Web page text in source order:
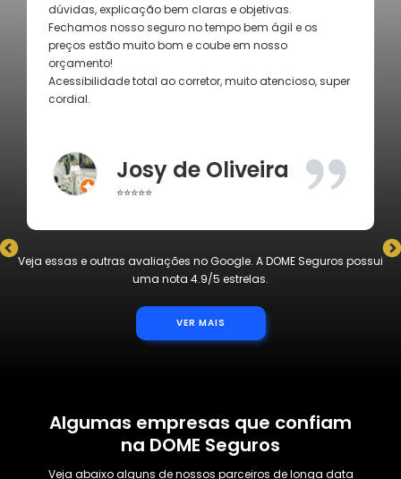
benefícios equipe prestativa e dão retorno rápido ao
cliente, parabéns. Adorei e recomendo.
Slide 3 of 4.
Veja essas e outras avaliações no Google. A DOME Seguros possui
uma nota 4.9/5 estrelas.
VER MAIS
Algumas empresas que confiam
na DOME Seguros
Veja abaixo alguns de nossos parceiros de longa data